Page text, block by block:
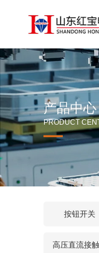
产品中心
PRODUCT
按钮开关
高压直流接